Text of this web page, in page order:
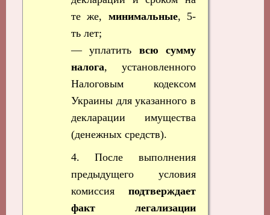
те же, минимальные, 5-
ть лет;
— уплатить всю сумму
налога, установленного
Налоговым кодексом
Украины для указанного в
декларации имущества
(денежных средств).
4. После выполнения
предыдущего условия
комиссия подтверждает
факт легализации